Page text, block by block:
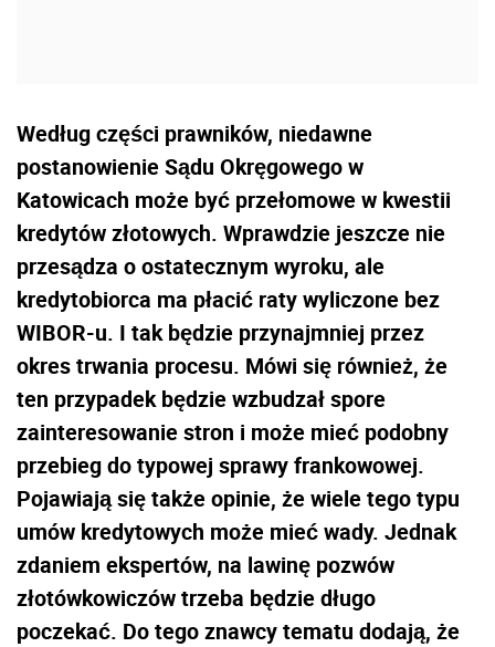
Według części prawników, niedawne
postanowienie Sądu Okręgowego w
Katowicach może być przełomowe w kwestii
kredytów złotowych. Wprawdzie jeszcze nie
przesądza o ostatecznym wyroku, ale
kredytobiorca ma płacić raty wyliczone bez
WIBOR-u. I tak będzie przynajmniej przez
okres trwania procesu. Mówi się również, że
ten przypadek będzie wzbudzał spore
zainteresowanie stron i może mieć podobny
przebieg do typowej sprawy frankowowej.
Pojawiają się także opinie, że wiele tego typu
umów kredytowych może mieć wady. Jednak
zdaniem ekspertów, na lawinę pozwów
złotówkowiczów trzeba będzie długo
poczekać. Do tego znawcy tematu dodają, że